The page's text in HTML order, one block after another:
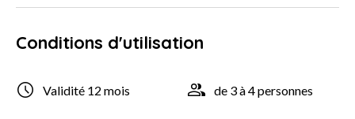
Conditions d'utilisation
Validité 12 mois de 3 à 4 personnes